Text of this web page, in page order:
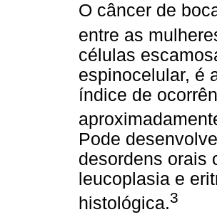
O câncer de
entre as
células
espinocelular, é
índice de
Pode
desordens orais
leucoplasia e
histológica.3